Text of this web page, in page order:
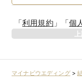
「利用規約 」 「個
マイナビウエディング>